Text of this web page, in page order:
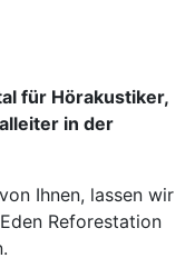
für Hörakustiker,
in der
Ihnen, lassen wir
Reforestation